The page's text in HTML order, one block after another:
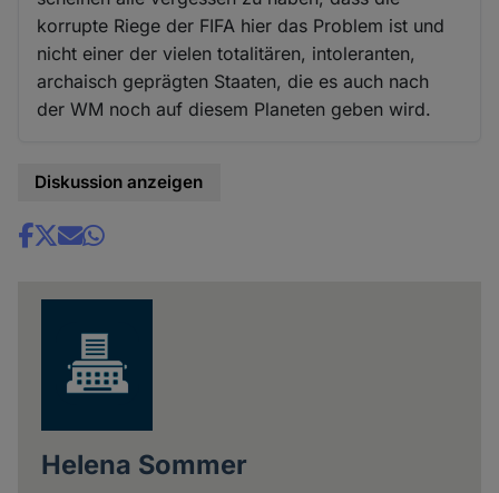
korrupte Riege der FIFA hier das Problem ist und
nicht einer der vielen totalitären, intoleranten,
archaisch geprägten Staaten, die es auch nach
der WM noch auf diesem Planeten geben wird.
Diskussion anzeigen
Share
Helena Sommer